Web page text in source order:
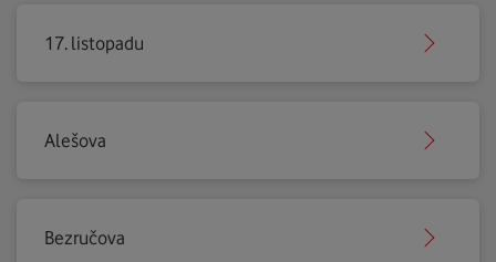
17. listopadu
Alešova
Bezručova